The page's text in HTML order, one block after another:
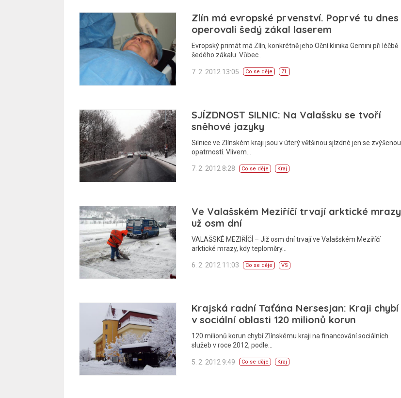
Zlín má evropské prvenství. Poprvé tu dnes
operovali šedý zákal laserem
Evropský primát má Zlín, konkrétně jeho Oční klinika Gemini při léčbě
šedého zákalu. Vůbec…
7. 2. 2012 13:05 Co se děje ZL
SJÍZDNOST SILNIC: Na Valašsku se tvoří
sněhové jazyky
Silnice ve Zlínském kraji jsou v úterý většinou sjízdné jen se zvýšenou
opatrností. Vlivem…
7. 2. 2012 8:28 Co se děje Kraj
Ve Valašském Meziříčí trvají arktické mrazy
už osm dní
VALAŠSKÉ MEZIŘÍČÍ – Již osm dní trvají ve Valašském Meziříčí
arktické mrazy, kdy teploměry…
6. 2. 2012 11:03 Co se děje VS
Krajská radní Taťána Nersesjan: Kraji chybí
v sociální oblasti 120 milionů korun
120 milionů korun chybí Zlínskému kraji na financování sociálních
služeb v roce 2012, podle…
5. 2. 2012 9:49 Co se děje Kraj